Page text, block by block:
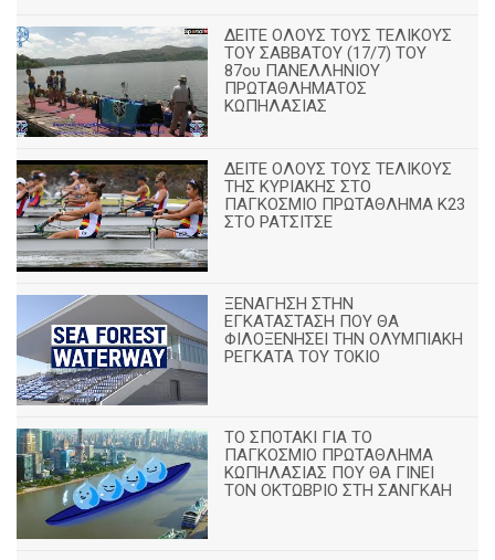
ΔΕΙΤΕ ΟΛΟΥΣ ΤΟΥΣ ΤΕΛΙΚΟΥΣ
ΤΟΥ ΣΑΒΒΑΤΟΥ (17/7) ΤΟΥ
87ου ΠΑΝΕΛΛΗΝΙΟΥ
ΠΡΩΤΑΘΛΗΜΑΤΟΣ
ΚΩΠΗΛΑΣΙΑΣ
ΔΕΙΤΕ ΟΛΟΥΣ ΤΟΥΣ ΤΕΛΙΚΟΥΣ
ΤΗΣ ΚΥΡΙΑΚΗΣ ΣΤΟ
ΠΑΓΚΟΣΜΙΟ ΠΡΩΤΑΘΛΗΜΑ Κ23
ΣΤΟ ΡΑΤΣΙΤΣΕ
ΞΕΝΑΓΗΣΗ ΣΤΗΝ
ΕΓΚΑΤΑΣΤΑΣΗ ΠΟΥ ΘΑ
ΦΙΛΟΞΕΝΗΣΕΙ ΤΗΝ ΟΛΥΜΠΙΑΚΗ
ΡΕΓΚΑΤΑ ΤΟΥ ΤΟΚΙΟ
ΤΟ ΣΠΟΤΑΚΙ ΓΙΑ ΤΟ
ΠΑΓΚΟΣΜΙΟ ΠΡΩΤΑΘΛΗΜΑ
ΚΩΠΗΛΑΣΙΑΣ ΠΟΥ ΘΑ ΓΙΝΕΙ
ΤΟΝ ΟΚΤΩΒΡΙΟ ΣΤΗ ΣΑΝΓΚΑΗ